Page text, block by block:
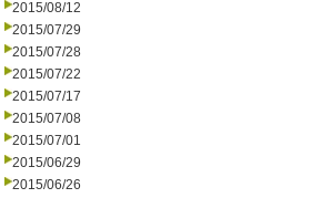
2015/08/12
2015/07/29
2015/07/28
2015/07/22
2015/07/17
2015/07/08
2015/07/01
2015/06/29
2015/06/26